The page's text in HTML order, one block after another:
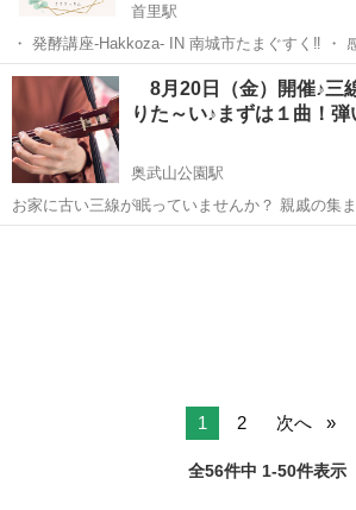
首里駅
・ 発酵講座-Hakkoza- IN 南城市たまぐすく‼️ ・
予約な体制で開催しております‼️ ・ ぬか床講座 ¥3000 ※ぬ
ち帰り＆お弁当付き ・ 味噌作り講座 ¥3500 ※
沖縄 南城市 首里駅 その他 講座
8月20日（金）開催♪三
りた～い♪まずは１曲！弾
奥武山公園駅
お家に古い三線が眠っていませんか？ 親戚の集まりでひょいっと三線
をかかえて弾ける人、 カッコイイですよねぇ。 ＼まずは、１曲！／
1 2 次へ
全56件中 1-50件表示